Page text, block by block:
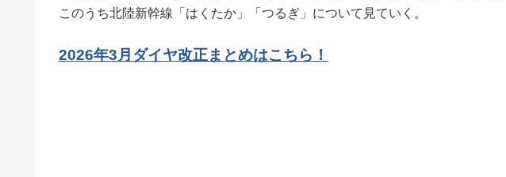
このうち北陸新幹線「はくたか」「つるぎ」について見ていく。
2026年3月ダイヤ改正まとめはこちら！